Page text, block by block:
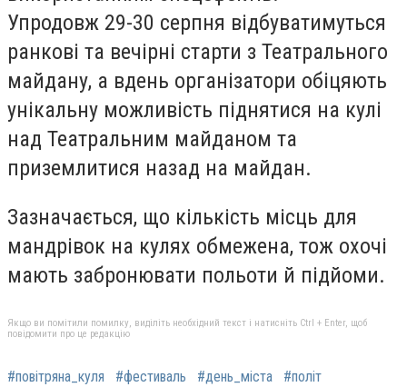
Упродовж 29-30 серпня відбуватимуться
ранкові та вечірні старти з Театрального
майдану, а вдень організатори обіцяють
унікальну можливість піднятися на кулі
над Театральним майданом та
приземлитися назад на майдан.
Зазначається, що кількість місць для
мандрівок на кулях обмежена, тож охочі
мають забронювати польоти й підйоми.
Якщо ви помітили помилку, виділіть необхідний текст і натисніть Ctrl + Enter, щоб
повідомити про це редакцію
#повітряна_куля #фестиваль #день_міста #політ